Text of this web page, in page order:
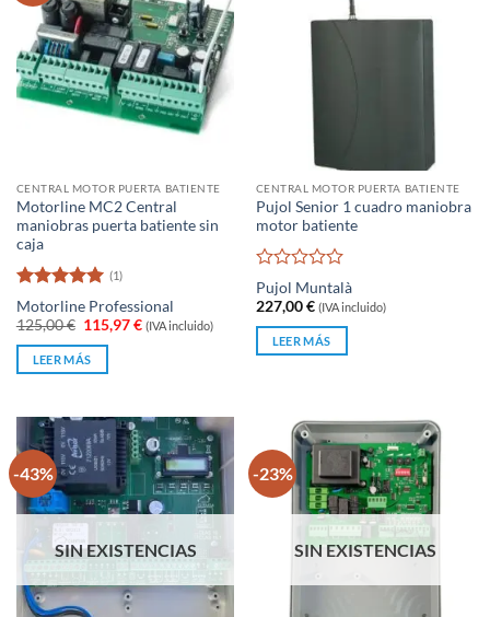
CENTRAL MOTOR PUERTA BATIENTE
Motorline MC2 Central
maniobras puerta batiente sin
caja
Valorado
con5de 5
(1)
Motorline Professional
125,00€ El
precio
original
era:
115,97€El
precio
(IVA incluido)
LEER MÁS
CENTRAL MOTOR PUERTA BATIENTE
Pujol Senior 1 cuadro maniobra
motor batiente
Valorado
con
0
5
Pujol Muntalà
227,00€ (IVA incluido)
LEER MÁS
-43%
SIN EXISTENCIAS
-23%
SIN EXISTENCIAS